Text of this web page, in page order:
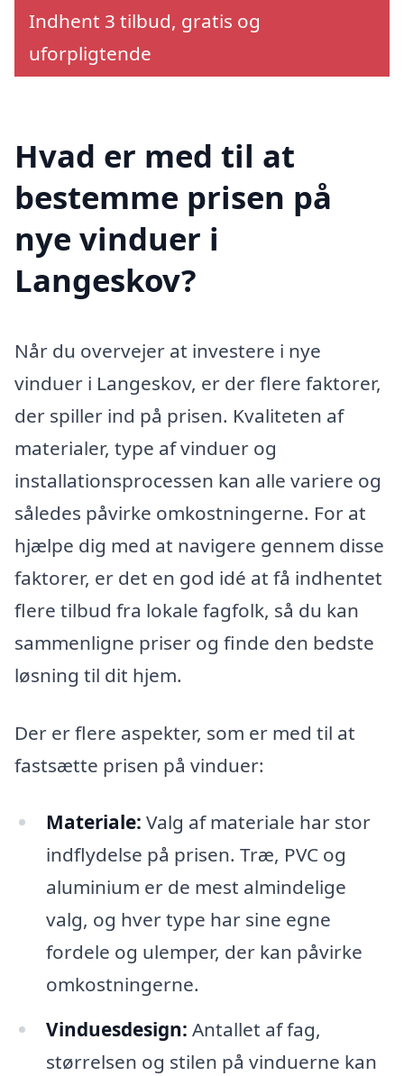
Indhent 3 tilbud, gratis og
uforpligtende
Hvad er med til at
bestemme prisen på
nye vinduer i
Langeskov?
Når du overvejer at investere i nye
vinduer i Langeskov, er der flere faktorer,
der spiller ind på prisen. Kvaliteten af
materialer, type af vinduer og
installationsprocessen kan alle variere og
således påvirke omkostningerne. For at
hjælpe dig med at navigere gennem disse
faktorer, er det en god idé at få indhentet
flere tilbud fra lokale fagfolk, så du kan
sammenligne priser og finde den bedste
løsning til dit hjem.
Der er flere aspekter, som er med til at
fastsætte prisen på vinduer:
Materiale: Valg af materiale har stor
indflydelse på prisen. Træ, PVC og
aluminium er de mest almindelige
valg, og hver type har sine egne
fordele og ulemper, der kan påvirke
omkostningerne.
Vinduesdesign: Antallet af fag,
størrelsen og stilen på vinduerne kan